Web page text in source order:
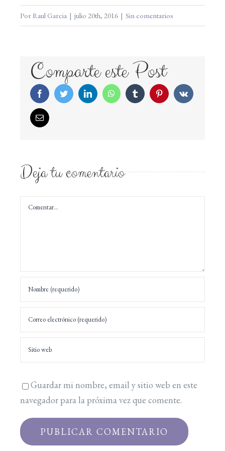
PorRaul Garcia | julio 20th, 2016 | Sin comentarios
Comparte este Post
FacebookTwitterLinkedInWhatsAppTumblr PinterestVk
Correo
electrónico
Deja tu comentario
Comentar
Guardar mi nombre, email y sitio web en este
navegador para la próxima vez que comente.